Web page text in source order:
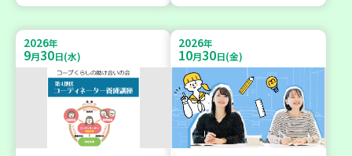
2026年
9月30日(水)
2026年
10月30日(金)